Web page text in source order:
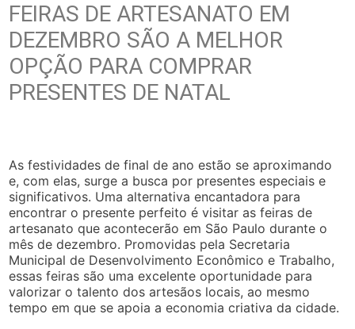
FEIRAS DE ARTESANATO EM
DEZEMBRO SÃO A MELHOR
OPÇÃO PARA COMPRAR
PRESENTES DE NATAL
As festividades de final de ano estão se aproximando
e, com elas, surge a busca por presentes especiais e
significativos. Uma alternativa encantadora para
encontrar o presente perfeito é visitar as feiras de
artesanato que acontecerão em São Paulo durante o
mês de dezembro. Promovidas pela Secretaria
Municipal de Desenvolvimento Econômico e Trabalho,
essas feiras são uma excelente oportunidade para
valorizar o talento dos artesãos locais, ao mesmo
tempo em que se apoia a economia criativa da cidade.